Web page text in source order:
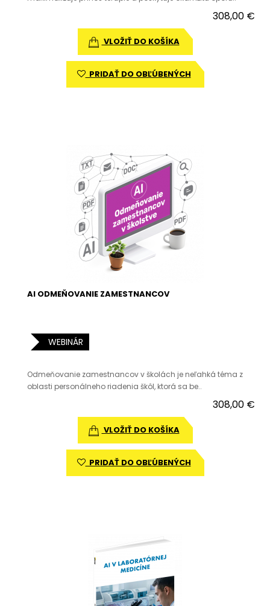
308,00 €
VLOŽIŤ DO KOŠÍKA
PRIDAŤ DO OBĽÚBENÝCH
AI ODMEŇOVANIE ZAMESTNANCOV
WEBINÁR
Odmeňovanie zamestnancov v školách je neľahká téma z
oblasti personálneho riadenia škôl, ktorá sa be..
308,00 €
VLOŽIŤ DO KOŠÍKA
PRIDAŤ DO OBĽÚBENÝCH